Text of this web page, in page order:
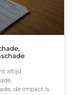
altijd
de impact is